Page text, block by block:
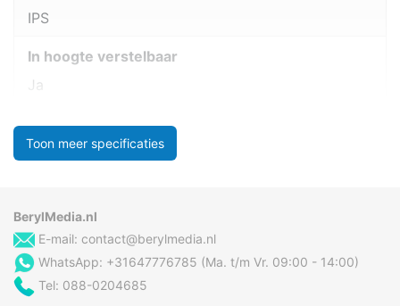
IPS
In hoogte verstelbaar
Ja
Toon meer specificaties
BerylMedia.nl
E-mail: contact@berylmedia.nl
WhatsApp: +31647776785 (Ma. t/m Vr. 09:00 - 14:00)
Tel: 088-0204685